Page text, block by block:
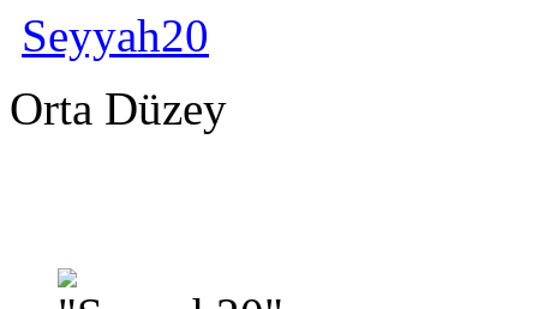
Seyyah20
Orta Düzey